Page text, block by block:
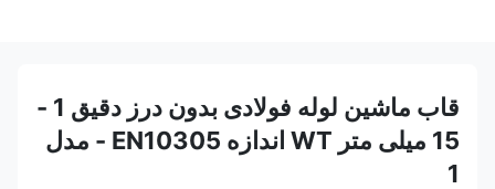
قاب ماشین لوله فولادی بدون درز دقیق 1 -
15 میلی متر WT اندازه EN10305 - مدل
1